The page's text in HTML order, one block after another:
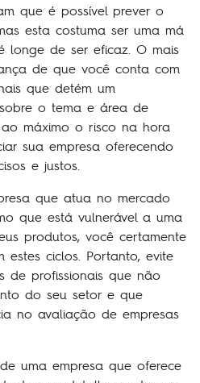
que é possível prever o
esta costuma ser uma má
longe de ser eficaz. O mais
de que você conta com
que detém um
o tema e área de
máximo o risco na hora
sua empresa oferecendo
e justos.
que atua no mercado
que está vulnerável a uma
produtos, você certamente
estes ciclos. Portanto, evite
de profissionais que não
do seu setor e que
no avaliação de empresas
uma empresa que oferece